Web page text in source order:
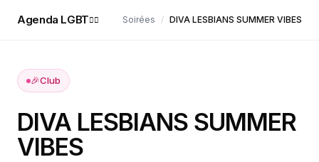
Agenda LGBT🏳️‍🌈 Soirées / DIVA LESBIANS SUMMER VIBES
🎉Club
DIVA LESBIANS SUMMER
VIBES